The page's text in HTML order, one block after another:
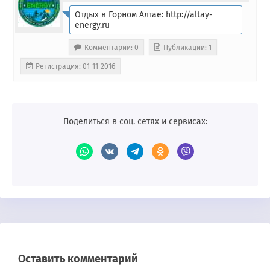
Отдых в Горном Алтае: http://altay-
energy.ru
Комментарии: 0 Публикации: 1
Регистрация: 01-11-2016
Поделиться в соц. сетях и сервисах:
Оставить комментарий